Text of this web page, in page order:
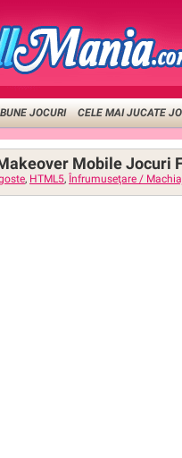
JOCURI CELE MAI JUCATE
Mobile Jocuri
, HTML5, Înfrumuseţare /